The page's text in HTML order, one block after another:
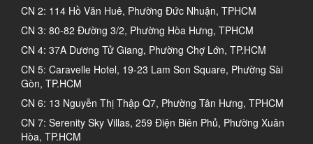
CN 2: 114 Hồ Văn Huê, Phường Đức Nhuận, TPHCM
CN 3: 80-82 Đường 3/2, Phường Hòa Hưng, TPHCM
CN 4: 37A Dương Tử Giang, Phường Chợ Lớn, TP.HCM
CN 5: Caravelle Hotel, 19-23 Lam Son Square, Phường Sài
Gòn, TP.HCM
CN 6: 13 Nguyễn Thị Thập Q7, Phường Tân Hưng, TPHCM
CN 7: Serenity Sky Villas, 259 Điện Biên Phủ, Phường Xuân
Hòa, TP.HCM